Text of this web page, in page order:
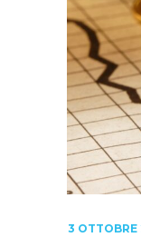
3 OTTOBRE